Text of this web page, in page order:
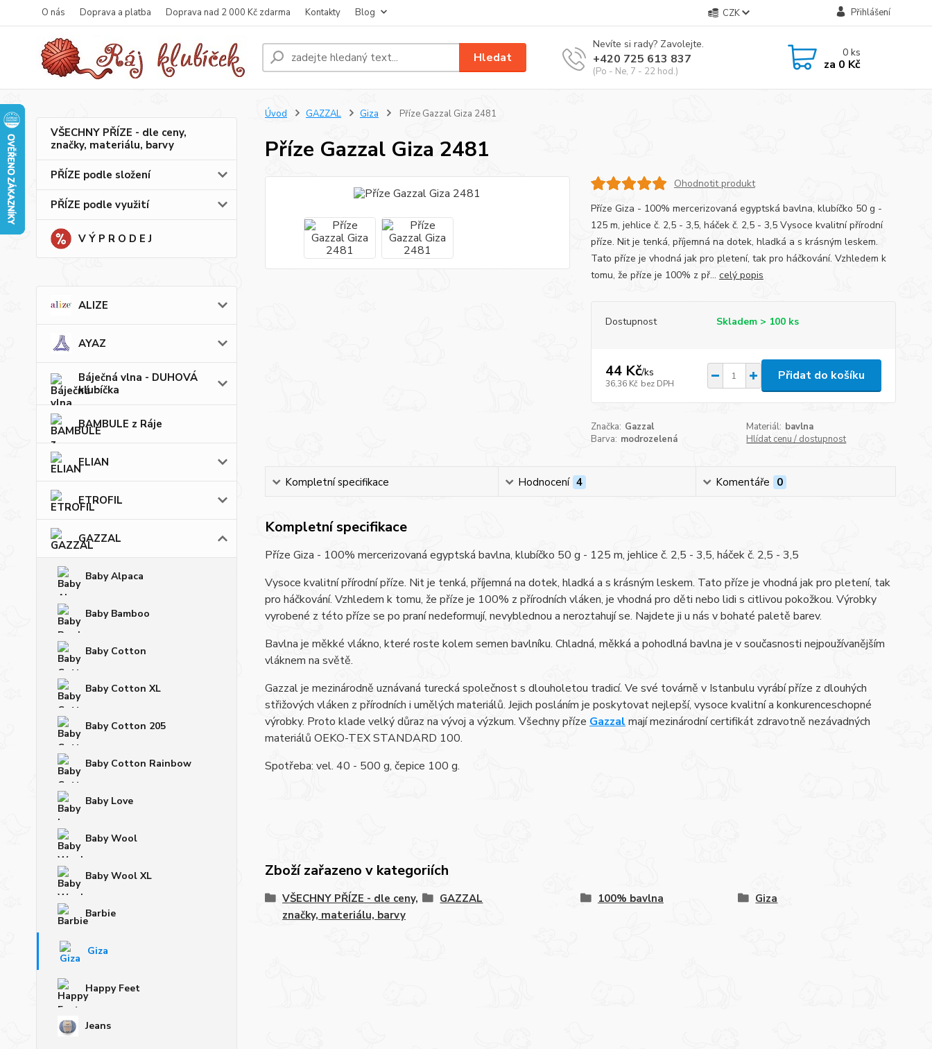
O nás Doprava a platba Doprava nad 2 000 Kč zdarma Kontakty Blog CZK Přihlášení
Hledat
Nevíte si rady? Zavolejte.
+420 725 613 837
(Po - Ne, 7 - 22 hod.)
0ks
za 0 Kč
VŠECHNY PŘÍZE - dle ceny,
značky, materiálu, barvy
PŘÍZE podle složení
PŘÍZE podle využití
V Ý P R O D E J
ALIZE
AYAZ
Báječná vlna - DUHOVÁ
klubíčka
BAMBULE z Ráje
ELIAN
ETROFIL
GAZZAL
Baby Alpaca
Baby Bamboo
Baby Cotton
Baby Cotton XL
Baby Cotton 205
Baby Cotton Rainbow
Baby Love
Baby Wool
Baby Wool XL
Barbie
Giza
Happy Feet
Jeans
Úvod GAZZAL Giza Příze Gazzal Giza 2481
Příze Gazzal Giza 2481
Ohodnotit produkt
Příze Giza - 100% mercerizovaná egyptská bavlna, klubíčko 50 g -
125 m, jehlice č. 2,5 - 3,5, háček č. 2,5 - 3,5 Vysoce kvalitní přírodní
příze. Nit je tenká, příjemná na dotek, hladká a s krásným leskem.
Tato příze je vhodná jak pro pletení, tak pro háčkování. Vzhledem k
tomu, že příze je 100% z př... celý popis
Dostupnost Skladem > 100 ks
44 Kč/ks
36,36 Kč bez DPH
Přidat do košíku
Značka: Gazzal Materiál: bavlna
Barva: modrozelená Hlídat cenu / dostupnost
Kompletní specifikace Hodnocení 4 Komentáře 0
Kompletní specifikace
Příze Giza - 100% mercerizovaná egyptská bavlna, klubíčko 50 g - 125 m, jehlice č. 2,5 - 3,5, háček č. 2,5 - 3,5
Vysoce kvalitní přírodní příze. Nit je tenká, příjemná na dotek, hladká a s krásným leskem. Tato příze je vhodná jak pro pletení, tak
pro háčkování. Vzhledem k tomu, že příze je 100% z přírodních vláken, je vhodná pro děti nebo lidi s citlivou pokožkou. Výrobky
vyrobené z této příze se po praní nedeformují, nevyblednou a neroztahují se. Najdete ji u nás v bohaté paletě barev.
Bavlna je měkké vlákno, které roste kolem semen bavlníku. Chladná, měkká a pohodlná bavlna je v současnosti nejpoužívanějším
vláknem na světě.
Gazzal je mezinárodně uznávaná turecká společnost s dlouholetou tradicí. Ve své továrně v Istanbulu vyrábí příze z dlouhých
střižových vláken z přírodních i umělých materiálů. Jejich posláním je poskytovat nejlepší, vysoce kvalitní a konkurenceschopné
výrobky. Proto klade velký důraz na vývoj a výzkum. Všechny příze Gazzal mají mezinárodní certifikát zdravotně nezávadných
materiálů OEKO-TEX STANDARD 100.
Spotřeba: vel. 40 - 500 g, čepice 100 g.
Zboží zařazeno v kategoriích
VŠECHNY PŘÍZE - dle ceny,
značky, materiálu, barvy
GAZZAL 100% bavlna Giza